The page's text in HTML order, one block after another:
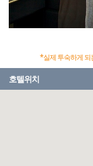
*실제 투숙하게 되
호텔위치